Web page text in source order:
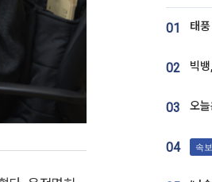
01
02
03 오
04 속보